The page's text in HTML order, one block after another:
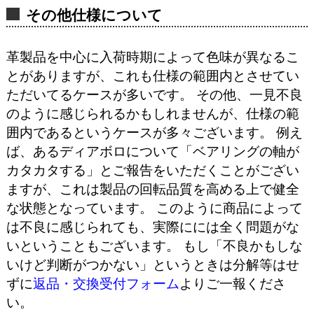
その他仕様について
革製品を中心に入荷時期によって色味が異なるこ
とがありますが、これも仕様の範囲内とさせてい
ただいてるケースが多いです。 その他、一見不良
のように感じられるかもしれませんが、仕様の範
囲内であるというケースが多々ございます。 例え
ば、あるディアボロについて「ベアリングの軸が
カタカタする」とご報告をいただくことがござい
ますが、これは製品の回転品質を高める上で健全
な状態となっています。 このように商品によって
は不良に感じられても、実際にには全く問題がな
いということもございます。 もし「不良かもしな
いけど判断がつかない」というときは分解等はせ
ずに返品・交換受付フォームよりご一報くださ
い。